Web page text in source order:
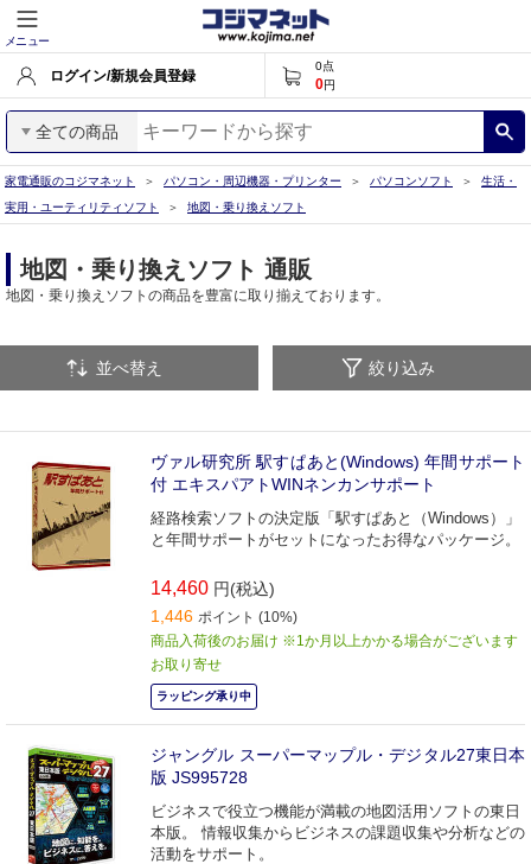
メニュー
ログイン/新規会員登録
0点
0円
全ての商品
家電通販のコジマネット パソコン・周辺機器・プリンター パソコンソフト
生活・
実用・ユーティリティソフト
地図・乗り換えソフト
地図・乗り換えソフト 通販
地図・乗り換えソフトの商品を豊富に取り揃えております。
並べ替え 絞り込み
ヴァル研究所 駅すぱあと(Windows) 年間サポート
付 エキスパアトWINネンカンサポート
経路検索ソフトの決定版「駅すぱあと（Windows）」
と年間サポートがセットになったお得なパッケージ。
14,460 円(税込)
1,446 ポイント (10%)
商品入荷後のお届け ※1か月以上かかる場合がございます
お取り寄せ
ラッピング承り中
ジャングル スーパーマップル・デジタル27東日本
版 JS995728
ビジネスで役立つ機能が満載の地図活用ソフトの東日
本版。 情報収集からビジネスの課題収集や分析などの
活動をサポート。